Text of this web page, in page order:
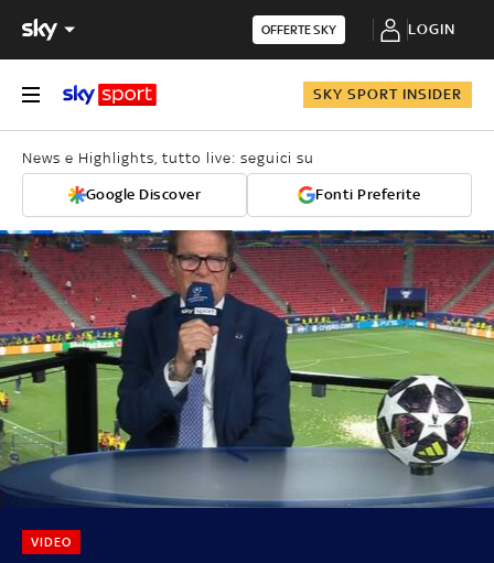
OFFERTE SKY LOGIN
SKY SPORT INSIDER
News e Highlights, tutto live: seguici su
Google Discover Fonti Preferite
VIDEO